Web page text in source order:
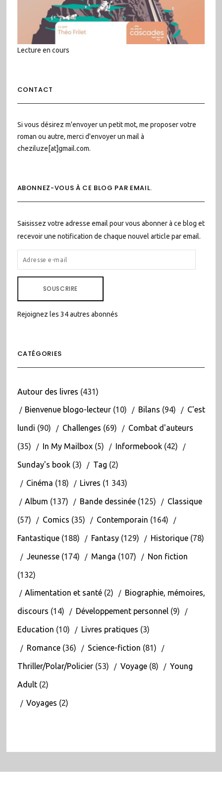
Lecture en cours
CONTACT
Si vous désirez m'envoyer un petit mot, me proposer votre
roman ou autre, merci d'envoyer un mail à
cheziluze[at]gmail.com.
ABONNEZ-VOUS À CE BLOG PAR EMAIL.
Saisissez votre adresse email pour vous abonner à ce blog et
recevoir une notification de chaque nouvel article par email.
ADRESSE
E-
SOUSCRIRE
Rejoignez les 34 autres abonnés
CATÉGORIES
Autour des livres (431)
Bienvenue blogo-lecteur(10) Bilans (94) C'est
lundi (90) Challenges (69) Combat d'auteurs
(35) In My Mailbox(5) Informebook(42)
Sunday's book(3) Tag (2)
Cinéma (18) Livres (1 343)
Album (137) Bande dessinée(125) Classique
(57) Comics (35) Contemporain (164)
Fantastique(188) Fantasy(129) Historique(78)
Jeunesse(174) Manga (107) Non fiction
(132)
Alimentation et santé(2) Biographie, mémoires,
discours (14) Développement personnel(9)
Education (10) Livres pratiques (3)
Romance(36) Science-fiction (81)
Thriller/Polar/Policier(53) Voyage(8) Young
Adult(2)
Voyages (2)